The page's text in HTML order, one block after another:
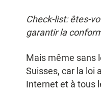
Check-list: êtes-
garantir la
Mais même sans
Suisses, car la loi
Internet et à tous